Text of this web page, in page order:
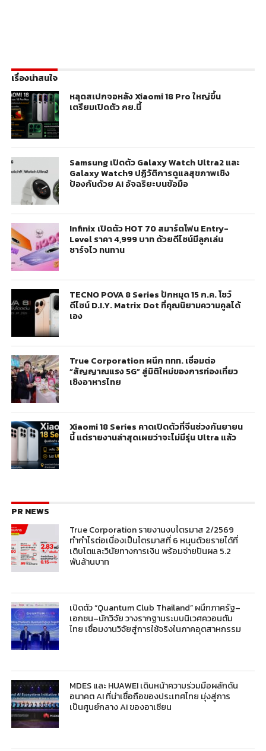
เรื่องน่าสนใจ
หลุดสเปกจอหลัง Xiaomi 18 Pro ใหญ่ขึ้น
เตรียมเปิดตัว กย.นี้
Samsung เปิดตัว Galaxy Watch Ultra2 และ
Galaxy Watch9 ปฏิวัติการดูแลสุขภาพเชิง
ป้องกันด้วย AI อัจฉริยะบนข้อมือ
Infinix เปิดตัว HOT 70 สมาร์ตโฟน Entry-
Level ราคา 4,999 บาท ด้วยดีไซน์มีลูกเล่น
ชาร์จไว ทนทาน
TECNO POVA 8 Series ปักหมุด 15 ก.ค. โชว์
ดีไซน์ D.I.Y. Matrix Dot ที่คุณนิยามความคูลได้
เอง
True Corporation ผนึก ททท. เชื่อมต่อ
“สัญญาณแรง 5G” สู่มิติใหม่ของการท่องเที่ยว
เชิงอาหารไทย
Xiaomi 18 Series คาดเปิดตัวที่จีนช่วงกันยายน
นี้ แต่รายงานล่าสุดเผยว่าจะไม่มีรุ่น Ultra แล้ว
PR NEWS
True Corporation รายงานงบไตรมาส 2/2569
ทำกำไรต่อเนื่องเป็นไตรมาสที่ 6 หนุนด้วยรายได้ที่
เติบโตและวินัยทางการเงิน พร้อมจ่ายปันผล 5.2
พันล้านบาท
เปิดตัว “Quantum Club Thailand” ผนึกภาครัฐ–
เอกชน–นักวิจัย วางรากฐานระบบนิเวศควอนตัม
ไทย เชื่อมงานวิจัยสู่การใช้จริงในภาคอุตสาหกรรม
MDES และ HUAWEI เดินหน้าความร่วมมือผลักดัน
อนาคต AI ที่น่าเชื่อถือของประเทศไทย มุ่งสู่การ
เป็นศูนย์กลาง AI ของอาเซียน